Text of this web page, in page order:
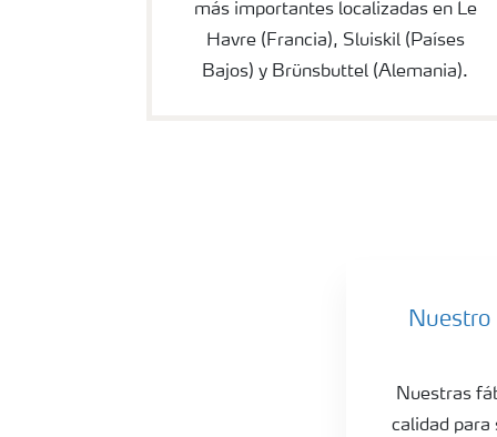
más importantes localizadas en Le
Havre (Francia), Sluiskil (Países
Bajos) y Brünsbuttel (Alemania).
Nuestras
calidad para